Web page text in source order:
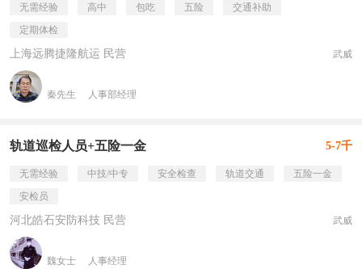
无需经验 高中 包吃 五险
交通补助
定期体检
上海远腾捷隆航运 民营 武威
秦先生 人事部经理
轨道巡检人员+五险一金 5-7千
无需经验 中技/中专 安全检查 轨道交通
五险一金
安检员
河北皓石安防科技 民营 武威
魏女士 人事经理